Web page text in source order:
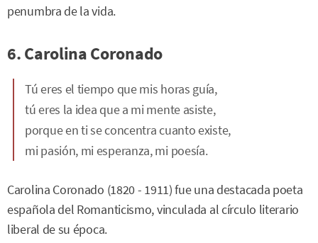
penumbra de la vida.
6. Carolina Coronado
Tú eres el tiempo que mis horas guía,
tú eres la idea que a mi mente asiste,
porque en ti se concentra cuanto existe,
mi pasión, mi esperanza, mi poesía.
Carolina Coronado (1820 - 1911) fue una destacada poeta
española del Romanticismo, vinculada al círculo literario
liberal de su época.